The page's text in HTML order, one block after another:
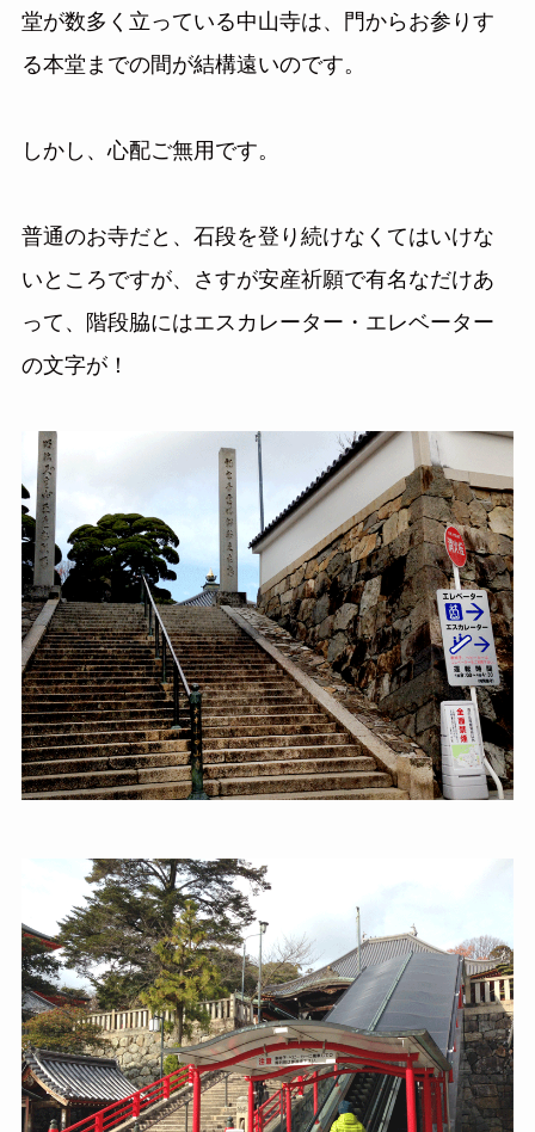
堂が数多く立っている中山寺は、門からお参りす
る本堂までの間が結構遠いのです。
しかし、心配ご無用です。
普通のお寺だと、石段を登り続けなくてはいけな
いところですが、さすが安産祈願で有名なだけあ
って、階段脇にはエスカレーター・エレベーター
の文字が！